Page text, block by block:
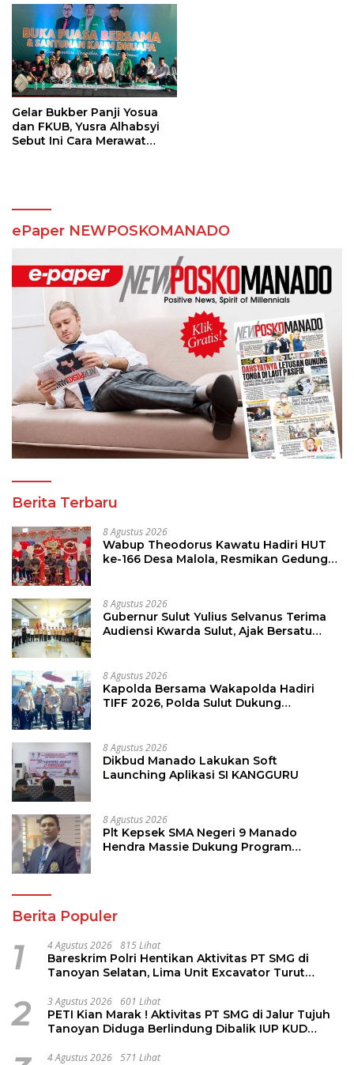
Gelar Bukber Panji Yosua
dan FKUB, Yusra Alhabsyi
Sebut Ini Cara Merawat
ePaper NEWPOSKOMANADO
Berita Terbaru
8 Agustus 2026
Wabup Theodorus Kawatu Hadiri HUT
ke-166 Desa Malola, Resmikan Gedung
8 Agustus 2026
Gubernur Sulut Yulius Selvanus Terima
Audiensi Kwarda Sulut, Ajak Bersatu
8 Agustus 2026
Kapolda Bersama Wakapolda Hadiri
TIFF 2026, Polda Sulut Dukung
8 Agustus 2026
Dikbud Manado Lakukan Soft
Launching Aplikasi SI KANGGURU
8 Agustus 2026
Plt Kepsek SMA Negeri 9 Manado
Hendra Massie Dukung Program
Berita Populer
1 4 Agustus 2026 815 Lihat
Bareskrim Polri Hentikan Aktivitas PT SMG di
Tanoyan Selatan, Lima Unit Excavator Turut
2 3 Agustus 2026 601 Lihat
PETI Kian Marak ! Aktivitas PT SMG di Jalur Tujuh
Tanoyan Diduga Berlindung Dibalik IUP KUD
4 Agustus 2026 571 Lihat